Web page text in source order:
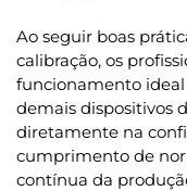
Ao seguir boas
calibração, os
funcionamento ideal
demais dispositivos
diretamente na
cumprimento de
contínua da